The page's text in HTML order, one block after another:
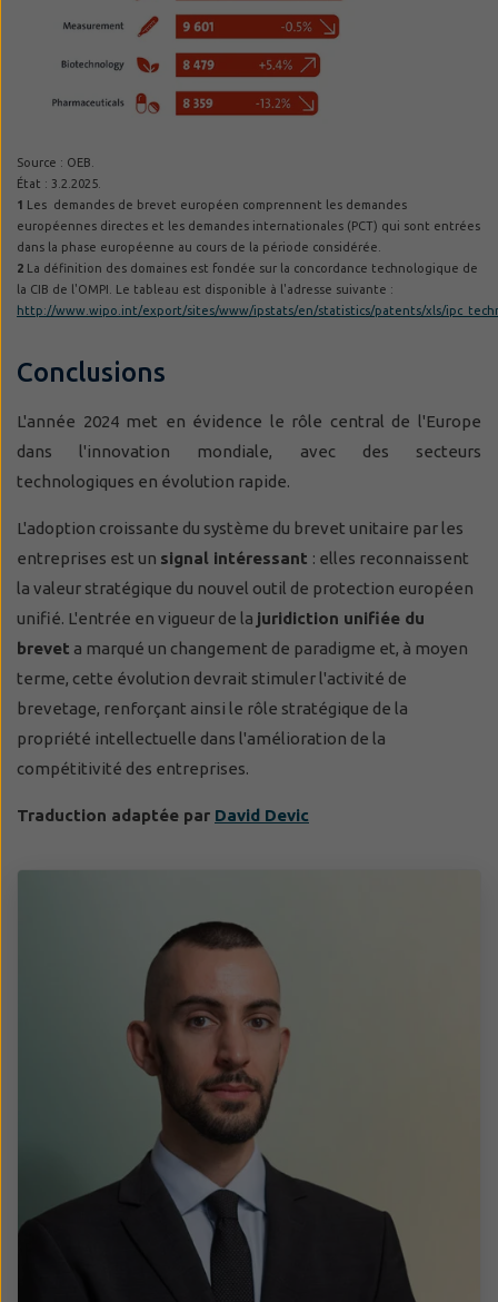
Source : OEB.
État : 3.2.2025.
1 Les demandes de brevet européen comprennent les demandes
européennes directes et les demandes internationales (PCT) qui sont entrées
dans la phase européenne au cours de la période considérée.
2 La définition des domaines est fondée sur la concordance technologique de
la CIB de l'OMPI. Le tableau est disponible à l'adresse suivante :
http://www.wipo.int/export/sites/www/ipstats/en/statistics/patents/xls/
Conclusions
L'année 2024 met en évidence le rôle central de l'Europe
dans l'innovation mondiale, avec des secteurs
technologiques en évolution rapide.
L'adoption croissante du système du brevet unitaire par les
entreprises est un signal intéressant : elles reconnaissent
la valeur stratégique du nouvel outil de protection européen
unifié. L'entrée en vigueur de la juridiction unifiée du
brevet a marqué un changement de paradigme et, à moyen
terme, cette évolution devrait stimuler l'activité de
brevetage, renforçant ainsi le rôle stratégique de la
propriété intellectuelle dans l'amélioration de la
compétitivité des entreprises.
Traduction adaptée par David Devic